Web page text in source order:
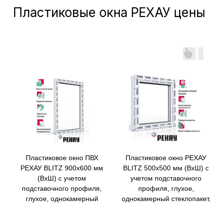
Пластиковые окна РЕХАУ цены
Пластиковое окно ПВХ
РЕХАУ BLITZ 900х600 мм
(ВхШ) с учетом
подставочного профиля,
глухое, однокамерный
Пластиковое окно РЕХАУ
BLITZ 500х500 мм (ВхШ) с
учетом подставочного
профиля, глухое,
однокамерный стеклопакет,